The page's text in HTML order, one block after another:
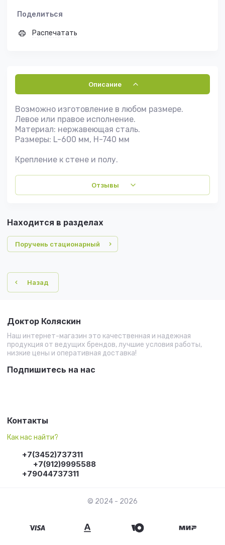
Поделиться
Распечатать
Описание
Возможно изготовление в любом размере.
Левое или правое исполнение.
Материал: нержавеющая сталь.
Размеры: L-600 мм, H-740 мм
Крепление к стене и полу.
Отзывы
Находится в разделах
Поручень стационарный
Назад
Доктор Коляскин
Наш интернет-магазин это качественная и надежная
продукция от ведущих брендов, лучшие условия работы,
низкие цены и оперативная доставка!
Подпишитесь на нас
Контакты
Как нас найти?
+7(3452)737311
+7(912)9995588
+79044737311
© 2024 - 2026